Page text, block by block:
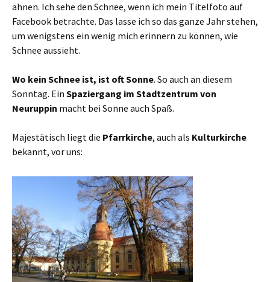
ahnen. Ich sehe den Schnee, wenn ich mein Titelfoto auf
Facebook betrachte. Das lasse ich so das ganze Jahr stehen,
um wenigstens ein wenig mich erinnern zu können, wie
Schnee aussieht.
Wo kein Schnee ist, ist oft Sonne. So auch an diesem
Sonntag. Ein Spaziergang im Stadtzentrum von
Neuruppin macht bei Sonne auch Spaß.
Majestätisch liegt die Pfarrkirche, auch als Kulturkirche
bekannt, vor uns: